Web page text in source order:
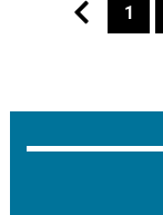
1